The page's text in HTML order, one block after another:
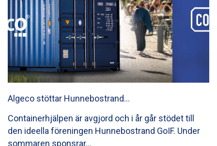
Algeco stöttar Hunnebostrand…
Containerhjälpen är avgjord och i år går stödet till
den ideella föreningen Hunnebostrand GoIF. Under
sommaren sponsrar…